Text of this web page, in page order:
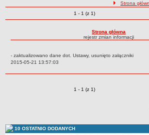
KSeF – wystawianie faktur dla MCS Wrocław
Struktura organizacyjna
Kierownictwo
Praca
ścieżka
Strona
Zmiany o pozycjach
1 - 1 (z 1)
Strona główna
rejestr zmian informacji
- zaktualizowano dane dot. Ustawy, usunięto załączniki
Data:
2015-05-21 13:57:03
Zmiany o pozycjach
1 - 1 (z 1)
10 OSTATNIO DODANYCH